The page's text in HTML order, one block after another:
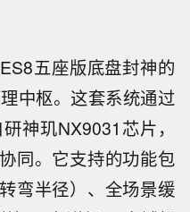
五座版底盘封神的
中枢。这套系统通过
神玑NX9031芯片，
同。它支持的功能包
弯半径）、全场景缓